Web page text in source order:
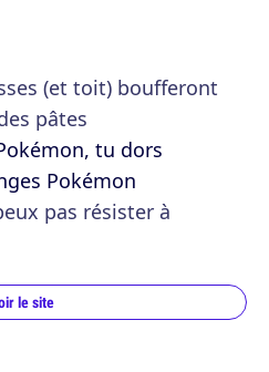
(et toit) boufferont
pâtes
tu dors
Pokémon
pas résister à
le site